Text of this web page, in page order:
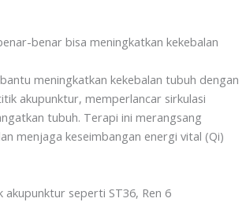
benar bisa meningkatkan kekebalan
meningkatkan kekebalan tubuh dengan
akupunktur, memperlancar sirkulasi
tubuh. Terapi ini merangsang
menjaga keseimbangan energi vital (Qi)
akupunktur seperti ST36, Ren 6